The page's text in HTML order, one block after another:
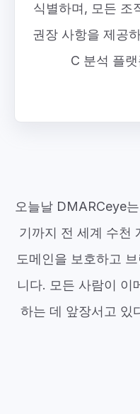
식별하며, 모든 조
권장 사항을 제공
C 분석 플
오늘날 DMARCeye
기까지 전 세계 수천
도메인을 보호하고
니다. 모든 사람이 이
하는 데 앞장서고 있